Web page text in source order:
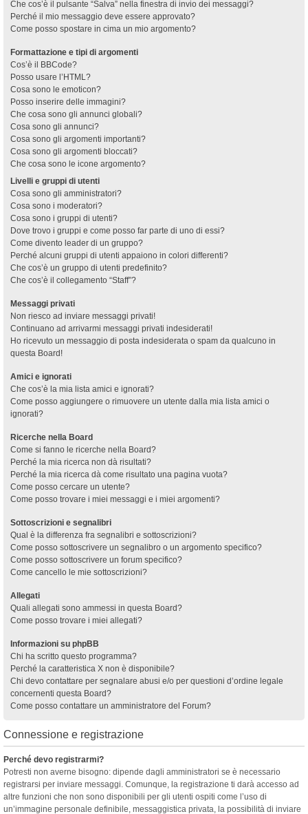
Che cos’è il pulsante “Salva” nella finestra di invio dei messaggi?
Perché il mio messaggio deve essere approvato?
Come posso spostare in cima un mio argomento?
Formattazione e tipi di argomenti
Cos’è il BBCode?
Posso usare l’HTML?
Cosa sono le emoticon?
Posso inserire delle immagini?
Che cosa sono gli annunci globali?
Cosa sono gli annunci?
Cosa sono gli argomenti importanti?
Cosa sono gli argomenti bloccati?
Che cosa sono le icone argomento?
Livelli e gruppi di utenti
Cosa sono gli amministratori?
Cosa sono i moderatori?
Cosa sono i gruppi di utenti?
Dove trovo i gruppi e come posso far parte di uno di essi?
Come divento leader di un gruppo?
Perché alcuni gruppi di utenti appaiono in colori differenti?
Che cos’è un gruppo di utenti predefinito?
Che cos’è il collegamento “Staff”?
Messaggi privati
Non riesco ad inviare messaggi privati!
Continuano ad arrivarmi messaggi privati indesiderati!
Ho ricevuto un messaggio di posta indesiderata o spam da qualcuno in
questa Board!
Amici e ignorati
Che cos’è la mia lista amici e ignorati?
Come posso aggiungere o rimuovere un utente dalla mia lista amici o
ignorati?
Ricerche nella Board
Come si fanno le ricerche nella Board?
Perché la mia ricerca non dà risultati?
Perché la mia ricerca dà come risultato una pagina vuota?
Come posso cercare un utente?
Come posso trovare i miei messaggi e i miei argomenti?
Sottoscrizioni e segnalibri
Qual è la differenza fra segnalibri e sottoscrizioni?
Come posso sottoscrivere un segnalibro o un argomento specifico?
Come posso sottoscrivere un forum specifico?
Come cancello le mie sottoscrizioni?
Allegati
Quali allegati sono ammessi in questa Board?
Come posso trovare i miei allegati?
Informazioni su phpBB
Chi ha scritto questo programma?
Perché la caratteristica X non è disponibile?
Chi devo contattare per segnalare abusi e/o per questioni d’ordine legale
concernenti questa Board?
Come posso contattare un amministratore del Forum?
Connessione e registrazione
Perché devo registrarmi?
Potresti non averne bisogno: dipende dagli amministratori se è necessario
registrarsi per inviare messaggi. Comunque, la registrazione ti darà accesso ad
altre funzioni che non sono disponibili per gli utenti ospiti come l’uso di
un’immagine personale definibile, messaggistica privata, la possibilità di inviare